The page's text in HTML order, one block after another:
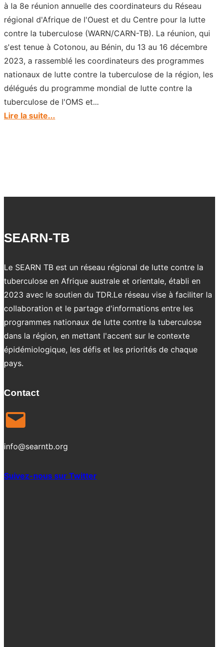
à la 8e réunion annuelle des coordinateurs du Réseau
régional d'Afrique de l'Ouest et du Centre pour la lutte
contre la tuberculose (WARN/CARN-TB). La réunion, qui
s'est tenue à Cotonou, au Bénin, du 13 au 16 décembre
2023, a rassemblé les coordinateurs des programmes
nationaux de lutte contre la tuberculose de la région, les
délégués du programme mondial de lutte contre la
tuberculose de l'OMS et...
Lire la suite...
in
annual
meeting
of
WARN/CARN-
TB
SEARN-TB
Le SEARN TB est un réseau régional de lutte contre la
tuberculose en Afrique australe et orientale, établi en
2023 avec le soutien du TDR.Le réseau vise à faciliter la
collaboration et le partage d'informations entre les
programmes nationaux de lutte contre la tuberculose
dans la région, en mettant l'accent sur le contexte
épidémiologique, les défis et les priorités de chaque
pays.
Contact
info@searntb.org
Suivez-nous sur Twitter